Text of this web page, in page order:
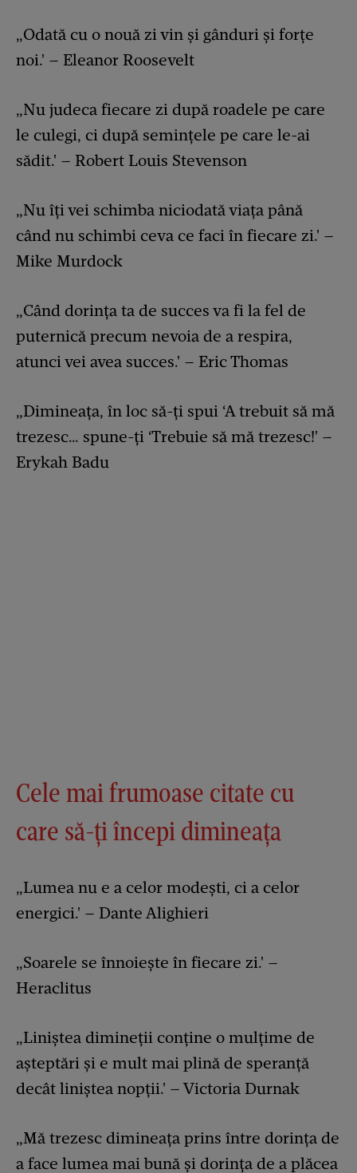
„Odată cu o nouă zi vin și gânduri și forțe
noi.' – Eleanor Roosevelt
„Nu judeca fiecare zi după roadele pe care
le culegi, ci după semințele pe care le-ai
sădit.' – Robert Louis Stevenson
„Nu îți vei schimba niciodată viața până
când nu schimbi ceva ce faci în fiecare zi.' –
Mike Murdock
„Când dorința ta de succes va fi la fel de
puternică precum nevoia de a respira,
atunci vei avea succes.' – Eric Thomas
„Dimineața, în loc să-ți spui ‘A trebuit să mă
trezesc… spune-ți ‘Trebuie să mă trezesc!' –
Erykah Badu
Cele mai frumoase citate cu
care să-ți începi dimineața
„Lumea nu e a celor modești, ci a celor
energici.' – Dante Alighieri
„Soarele se înnoiește în fiecare zi.' –
Heraclitus
„Liniștea dimineții conține o mulțime de
așteptări și e mult mai plină de speranță
decât liniștea nopții.' – Victoria Durnak
„Mă trezesc dimineața prins între dorința de
a face lumea mai bună și dorința de a plăcea